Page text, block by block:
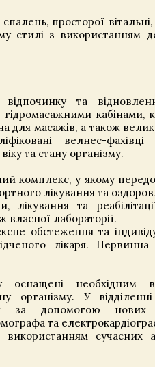
просторої вітальні,
стилі з використанням
та
кабінами,
для масажів, а також
велнес-фахівці
та стану організму.
комплекс, у якому
лікування та
лікування та
лабораторії.
обстеження та
лікаря. Первинна
необхідним
організму. У
за допомогою нових
та
сучасних